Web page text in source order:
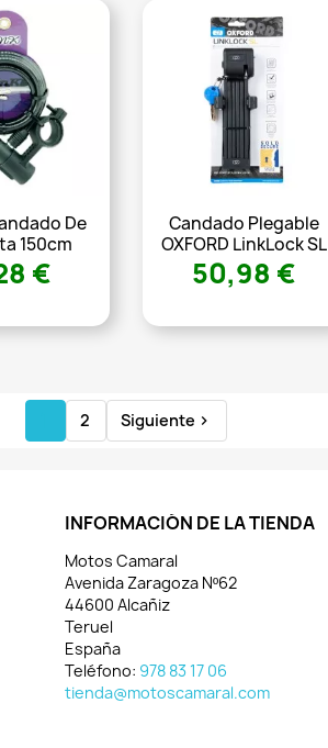
De
150cm
€
Candado Plegable
OXFORD LinkLock SL
50,98 €
2 Siguiente 
INFORMACIÓN DE LA TIENDA
Motos Camaral
Avenida Zaragoza Nº62
44600 Alcañiz
Teruel
España
Teléfono: 978 83 17 06
tienda@motoscamaral.com